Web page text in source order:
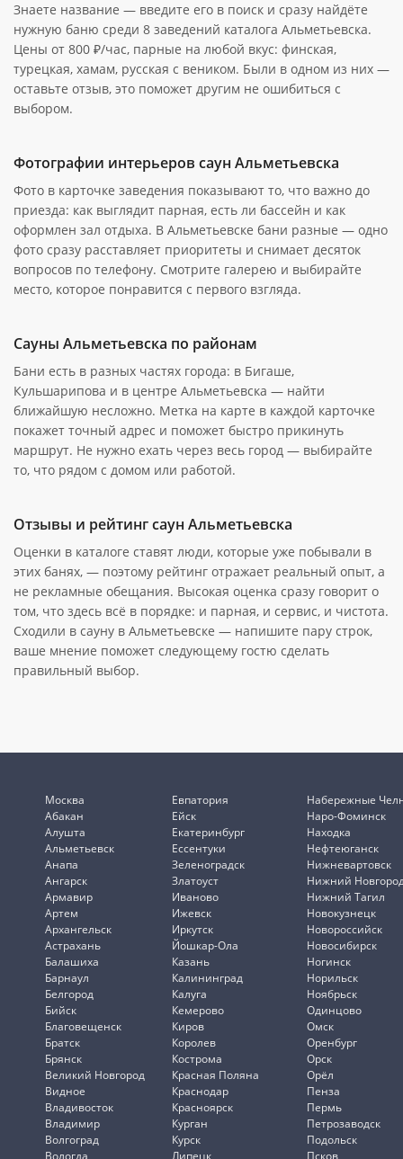
Знаете название — введите его в поиск и сразу найдёте
нужную баню среди 8 заведений каталога Альметьевска.
Цены от 800 ₽/час, парные на любой вкус: финская,
турецкая, хамам, русская с веником. Были в одном из них —
оставьте отзыв, это поможет другим не ошибиться с
выбором.
Фотографии интерьеров саун Альметьевска
Фото в карточке заведения показывают то, что важно до
приезда: как выглядит парная, есть ли бассейн и как
оформлен зал отдыха. В Альметьевске бани разные — одно
фото сразу расставляет приоритеты и снимает десяток
вопросов по телефону. Смотрите галерею и выбирайте
место, которое понравится с первого взгляда.
Сауны Альметьевска по районам
Бани есть в разных частях города: в Бигаше,
Кульшарипова и в центре Альметьевска — найти
ближайшую несложно. Метка на карте в каждой карточке
покажет точный адрес и поможет быстро прикинуть
маршрут. Не нужно ехать через весь город — выбирайте
то, что рядом с домом или работой.
Отзывы и рейтинг саун Альметьевска
Оценки в каталоге ставят люди, которые уже побывали в
этих банях, — поэтому рейтинг отражает реальный опыт, а
не рекламные обещания. Высокая оценка сразу говорит о
том, что здесь всё в порядке: и парная, и сервис, и чистота.
Сходили в сауну в Альметьевске — напишите пару строк,
ваше мнение поможет следующему гостю сделать
правильный выбор.
Москва
Абакан
Алушта
Альметьевск
Анапа
Ангарск
Армавир
Артем
Архангельск
Астрахань
Балашиха
Барнаул
Белгород
Бийск
Благовещенск
Братск
Брянск
Великий Новгород
Видное
Владивосток
Владимир
Волгоград
Евпатория
Ейск
Екатеринбург
Ессентуки
Зеленоградск
Златоуст
Иваново
Ижевск
Иркутск
Йошкар-Ола
Казань
Калининград
Калуга
Кемерово
Киров
Королев
Кострома
Красная Поляна
Краснодар
Красноярск
Курган
Курск
Набережные
Наро-Фоминск
Находка
Нефтеюганск
Нижневартовск
Нижний
Нижний Тагил
Новокузнецк
Новороссийск
Новосибирск
Ногинск
Норильск
Ноябрьск
Одинцово
Омск
Оренбург
Орск
Орёл
Пенза
Пермь
Петрозаводск
Подольск